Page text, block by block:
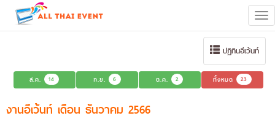
ปฏิทินอีเว้นท์
ส.ค. 14 ก.ย. 6 ต.ค. 2 ทั้งหมด 23
งานอีเว้นท์ เดือน ธันวาคม 2566